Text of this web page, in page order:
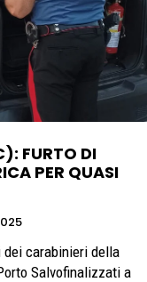
FURTO DI
PER QUASI
Salvofinalizzati a